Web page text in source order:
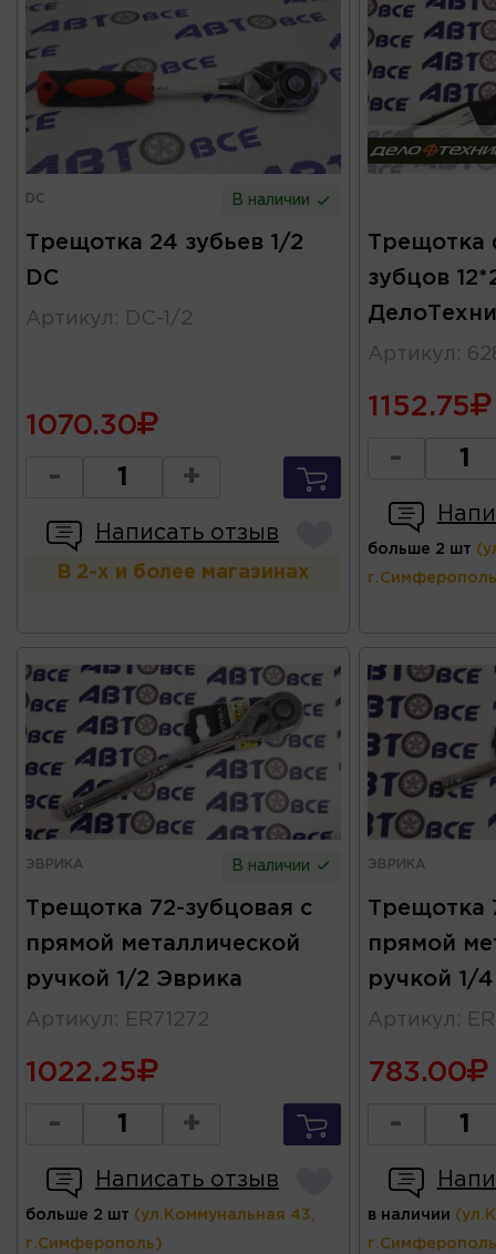
DC В наличии
Трещотка 24 зубьев 1/2
DC
Артикул : DC-1/2
1070.30
- +
Написать отзыв
В 2-х и более магазинах
Трещотка
зубцов
Артикул :
1152.75
-
больше 2 шт
ЭВРИКА В наличии
Трещотка 72-зубцовая с
прямой металлической
ручкой 1/2 Эврика
Артикул : ER71272
1022.25
- +
Написать отзыв
больше 2 шт (ул.Коммунальная 43,
г.Симферополь)
ЭВРИКА
Трещотка
прямой
ручкой 1/
Артикул :
783.00
-
в наличии